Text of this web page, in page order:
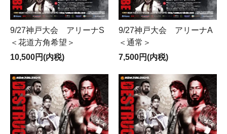
【携帯メールでのお申し込み、初めてのお客様への注意】
▼注文後には必ず注文確認の自動送信が送信されます、自動送信
が届かない場合は携帯のドメイン設定（可能性が一番高いで
す）、もしくはメールアドレスの打ち間違いなどの可能性があり
ます。ドメイン（nj-kikaku.com）
▼注文後の弊社からのメールを受信していないお客様はご面倒で
すが新日企画までご一報（TEL）下さい。
（注文は確定しておりますので送金方法をお知らせいたします、
メールにて問い合わせ頂いてもドメイン設定の場合はこちらから
のメールが届きません、必ず電話にてお問い合わせください)
9/27神戸大会 アリーナS
＜花道方角希望＞
10,500円(内税)
9/27神戸大会 アリーナA
＜通常＞
7,500円(内税)